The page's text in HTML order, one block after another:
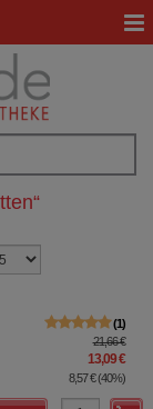
“
1
21,66 €
13,09 €
8,57 €(40%)